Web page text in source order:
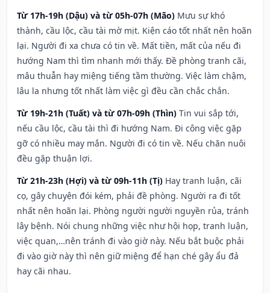
Từ 17h-19h (Dậu) và từ 05h-07h (Mão) Mưu sự khó
thành, cầu lộc, cầu tài mờ mịt. Kiện cáo tốt nhất nên hoãn
lại. Người đi xa chưa có tin về. Mất tiền, mất của nếu đi
hướng Nam thì tìm nhanh mới thấy. Đề phòng tranh cãi,
mâu thuẫn hay miệng tiếng tầm thường. Việc làm chậm,
lâu la nhưng tốt nhất làm việc gì đều cần chắc chắn.
Từ 19h-21h (Tuất) và từ 07h-09h (Thìn) Tin vui sắp tới,
nếu cầu lộc, cầu tài thì đi hướng Nam. Đi công việc gặp
gỡ có nhiều may mắn. Người đi có tin về. Nếu chăn nuôi
đều gặp thuận lợi.
Từ 21h-23h (Hợi) và từ 09h-11h (Tị) Hay tranh luận, cãi
cọ, gây chuyện đói kém, phải đề phòng. Người ra đi tốt
nhất nên hoãn lại. Phòng người người nguyền rủa, tránh
lây bệnh. Nói chung những việc như hội họp, tranh luận,
việc quan,…nên tránh đi vào giờ này. Nếu bắt buộc phải
đi vào giờ này thì nên giữ miệng để hạn ché gây ẩu đả
hay cãi nhau.